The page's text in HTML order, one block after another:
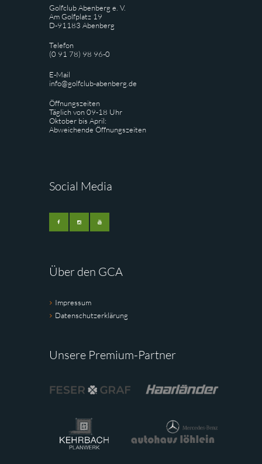
Golfclub Abenberg e. V.
Am Golfplatz 19
D-91183 Abenberg
Telefon
(0 91 78) 98 96-0
E-Mail
info@golfclub-abenberg.de
Öffnungszeiten
Täglich von 09-18 Uhr
Oktober bis April:
Abweichende Öffnungszeiten
Social Media
Über den GCA
Impressum
Datenschutzerklärung
Unsere Premium-Partner